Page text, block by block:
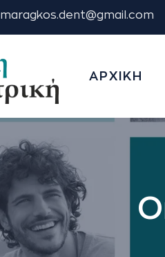
maragkos.dent@gmail.com
ΑΡΧΙΚΗ